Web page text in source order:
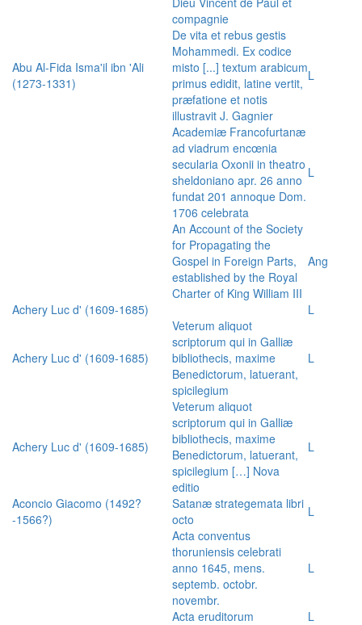
compagnie
Abu Al-Fida Isma'il ibn 'Ali
(1273-1331)
De vita et rebus gestis
Mohammedi. Ex codice
misto [...] textum arabicum
primus edidit, latine vertit,
præfatione et notis
illustravit J. Gagnier
L
Academiæ Francofurtanæ
ad viadrum encœnia
secularia Oxonii in theatro
sheldoniano apr. 26 anno
fundat 201 annoque Dom.
1706 celebrata
L
An Account of the Society
for Propagating the
Gospel in Foreign Parts,
established by the Royal
Charter of King William III
Ang
Achery Luc d' (1609-1685) L
Achery Luc d' (1609-1685)
Veterum aliquot
scriptorum qui in Galliæ
bibliothecis, maxime
Benedictorum, latuerant,
spicilegium
L
Achery Luc d' (1609-1685)
Veterum aliquot
scriptorum qui in Galliæ
bibliothecis, maxime
Benedictorum, latuerant,
spicilegium […] Nova
editio
L
Aconcio Giacomo (1492?
-1566?)
Satanæ strategemata libri
octo
L
Acta conventus
thoruniensis celebrati
anno 1645, mens.
septemb. octobr.
novembr.
L
Acta eruditorum
L